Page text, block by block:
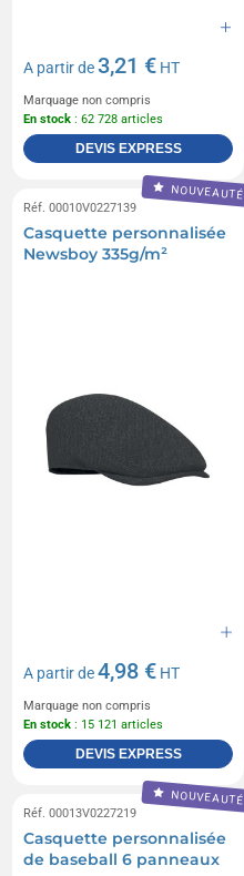
A partir de3,21 € HT
Marquage non compris
En stock : 62 728 articles
DEVIS EXPRESS
NOUVEAUTÉ
Réf. 00010V0227139
Casquette personnalisée
Newsboy 335g/m²
A partir de4,98 € HT
Marquage non compris
En stock : 15 121 articles
DEVIS EXPRESS
NOUVEAUTÉ
Réf. 00013V0227219
Casquette personnalisée
de baseball 6 panneaux